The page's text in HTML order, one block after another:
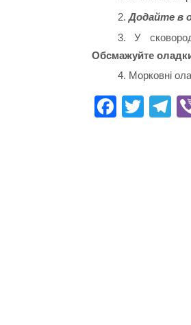
2.Додайте в
3. У
Обсмажуйте
4. Морковні
Fa T